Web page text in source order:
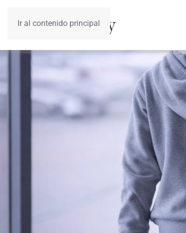
Ir al contenido principal